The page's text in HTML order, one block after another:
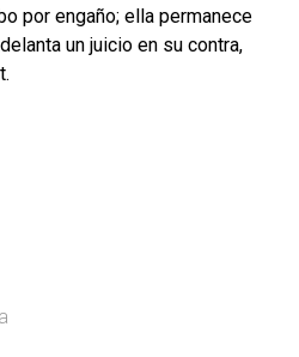
por engaño; ella permanece
un juicio en su contra,